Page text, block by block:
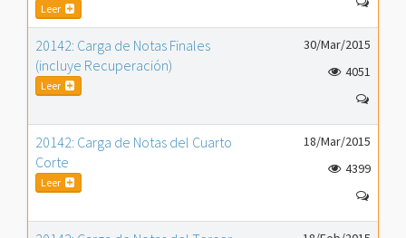
Leer
20142: Carga de Notas Finales
(incluye Recuperación)
Leer
30/Mar/2015
4051
20142: Carga de Notas del Cuarto
Corte
Leer
18/Mar/2015
4399